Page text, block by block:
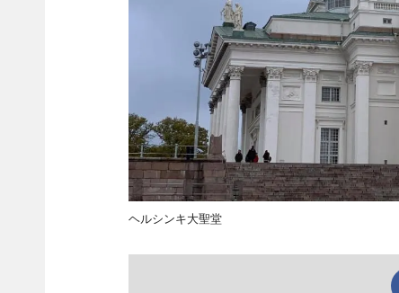
ヘルシンキ大聖堂